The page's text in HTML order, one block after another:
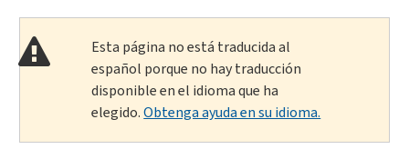
Esta página no está traducida al
español porque no hay traducción
disponible en el idioma que ha
elegido.Obtenga ayuda en su idioma.